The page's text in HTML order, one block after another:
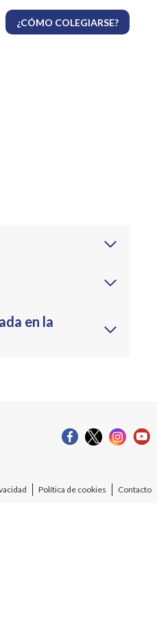
¿CÓMO COLEGIARSE?
en la
Política de cookies Contacto